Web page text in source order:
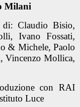
Milani
Claudio Bisio,
Ivano Fossati,
& Michele, Paolo
Vincenzo Mollica,
con RAI
Luce